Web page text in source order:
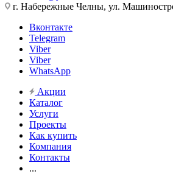
г. Набережные Челны, ул.
Вконтакте
Telegram
Viber
Viber
WhatsApp
Акции
Каталог
Услуги
Проекты
Как купить
Компания
Контакты
...